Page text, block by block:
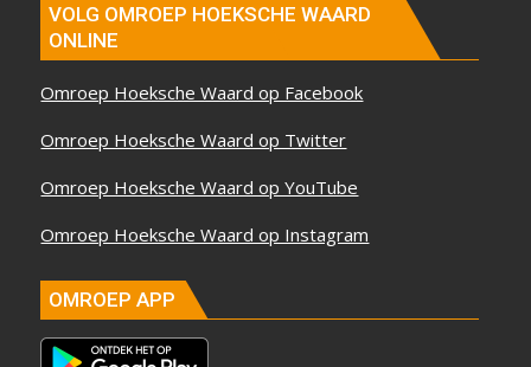
VOLG OMROEP HOEKSCHE WAARD
ONLINE
Omroep Hoeksche Waard op Facebook
Omroep Hoeksche Waard op Twitter
Omroep Hoeksche Waard op YouTube
Omroep Hoeksche Waard op Instagram
OMROEP APP